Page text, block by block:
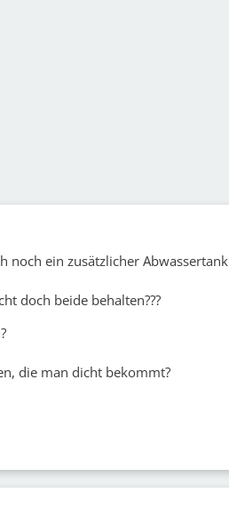
noch ein zusätzlicher Abwassertank
doch beide behalten???
die man dicht bekommt?